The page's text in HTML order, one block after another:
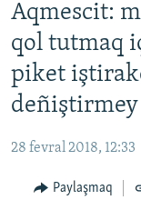
qaytmaq
Baş
navigatsiyağa
qaytmaq
Qıdıruvğa
SİYASET
İQTİSADİYAT
CEMİYET
İNSAN AQLARI
VİDEO
Aqmescit:
qol tutmaq
piket
deñiştirmey
28 fevral 2018, 12:33
Paylaşmaq